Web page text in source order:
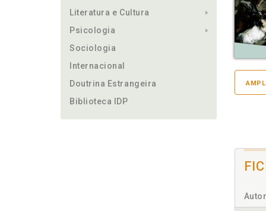
Literatura e Cultura
Psicologia
Sociologia
Internacional
Doutrina Estrangeira
Biblioteca IDP